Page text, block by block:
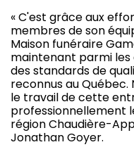
« C'est grâce aux
membres de son
Maison funéraire
maintenant parmi
des standards de
reconnus au
le travail de cette
professionnellement
région Chaudière-
Jonathan Goyer.